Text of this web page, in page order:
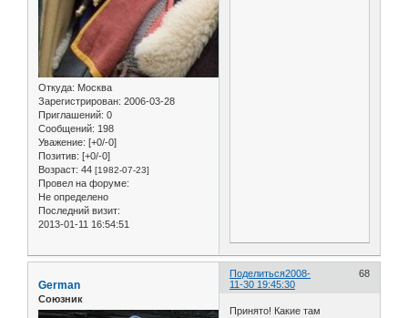
Откуда: Москва
Зарегистрирован: 2006-03-28
Приглашений: 0
Сообщений: 198
Уважение: [+0/-0]
Позитив: [+0/-0]
Возраст: 44 [1982-07-23]
Провел на форуме:
Не определено
Последний визит:
2013-01-11 16:54:51
Поделиться 68
2008-
11-30 19:45:30
German
Союзник
Принято! Какие там